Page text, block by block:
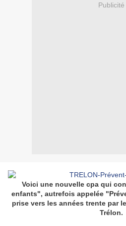
Publicité
Voici une nouvelle cpa qui
enfants", autrefois appelée
prise vers les années trente par
Trélon.